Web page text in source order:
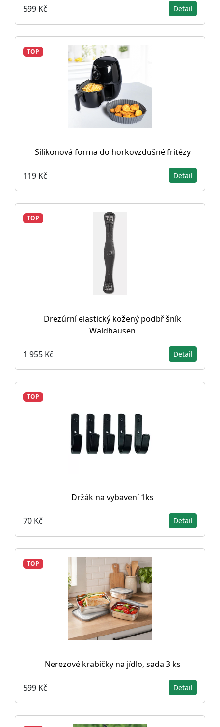
599 Kč Detail
TOP
Silikonová forma do horkovzdušné fritézy
119 Kč Detail
TOP
Drezúrní elastický kožený podbřišník
Waldhausen
1 955 Kč Detail
TOP
Držák na vybavení 1ks
70 Kč Detail
TOP
Nerezové krabičky na jídlo, sada 3 ks
599 Kč Detail